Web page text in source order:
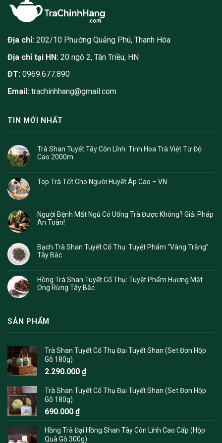
Địa chỉ: 202/10 Phường Quảng Phú, Thanh Hóa
Địa chỉ tại HN: 20 ngõ 2, Tân Triều, HN
ĐT: 0969.677.890
Email: trachinhhang@gmail.com
TIN MỚI NHẤT
Trà Shan Tuyết Tây Côn Lĩnh: Tinh Hoa Trà Việt Từ Độ
Cao 2000m
Top Trà Tốt Cho Người Huyết Áp Cao – VN
Người Bệnh Mất Ngủ Có Uống Trà Được Không? Giải Pháp
An Toàn!
Bạch Trà Shan Tuyết Cổ Thụ: Tuyệt Phẩm “Vàng Trắng”
Tây Bắc
Hồng Trà Shan Tuyết Cổ Thụ: Tuyệt Phẩm Hương Mật
Ong Rừng Tây Bắc
SẢN PHẨM
Trà Shan Tuyết Cổ Thụ Đại Tuyết Shan (Set Đơn Hộp
Gỗ 180g)
2.290.000 ₫
Trà Shan Tuyết Cổ Thụ Đại Tuyết Shan (Set Đơn Hộp
Gỗ 180g)
690.000 ₫
Hồng Trà Đại Hồng Shan Tây Côn Lĩnh Cao Cấp (Hộp
Quà Gỗ 300g)